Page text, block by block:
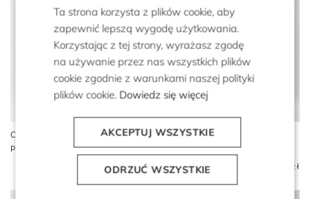
Czekoladowe jeansy o
prostym kroju
899 zł
Jeansy o fasonie flare z
wysokim stanem
899 zł
Ta strona korzysta z plików cookie, aby
zapewnić lepszą wygodę użytkowania.
Korzystając z tej strony, wyrażasz zgodę
na używanie przez nas wszystkich plików
cookie zgodnie z warunkami naszej polityki
plików cookie. Dowiedz się więcej
AKCEPTUJ WSZYSTKIE
ODRZUĆ WSZYSTKIE